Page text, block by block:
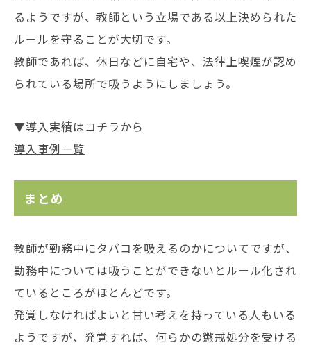
るようですが、教師という立場である以上決められた
ルールを守ることが大切です。
教師であれば、休日などに自宅や、法律上喫煙が認め
られている場所で吸うようにしましょう。
▼導入実績はコチラから
導入事例一覧
まとめ
教師が勤務中にタバコを吸えるのかについてですが、
勤務中については吸うことができないとルール化され
ているところがほとんどです。
発覚しなければよいと甘い考えを持っている人もいる
ようですが、発覚すれば、何らかの懲戒処分を受ける